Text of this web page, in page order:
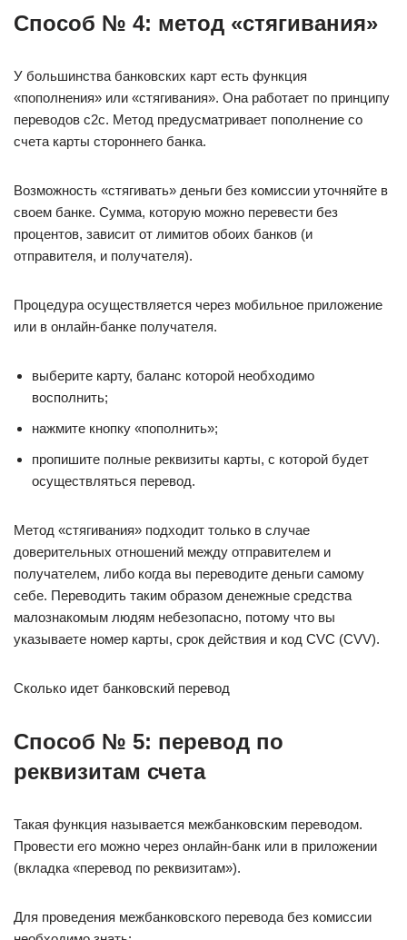
Способ № 4: метод «стягивания»
У большинства банковских карт есть функция
«пополнения» или «стягивания». Она работает по принципу
переводов с2с. Метод предусматривает пополнение со
счета карты стороннего банка.
Возможность «стягивать» деньги без комиссии уточняйте в
своем банке. Сумма, которую можно перевести без
процентов, зависит от лимитов обоих банков (и
отправителя, и получателя).
Процедура осуществляется через мобильное приложение
или в онлайн-банке получателя.
выберите карту, баланс которой необходимо
восполнить;
нажмите кнопку «пополнить»;
пропишите полные реквизиты карты, с которой будет
осуществляться перевод.
Метод «стягивания» подходит только в случае
доверительных отношений между отправителем и
получателем, либо когда вы переводите деньги самому
себе. Переводить таким образом денежные средства
малознакомым людям небезопасно, потому что вы
указываете номер карты, срок действия и код CVC (CVV).
Сколько идет банковский перевод
Способ № 5: перевод по
реквизитам счета
Такая функция называется межбанковским переводом.
Провести его можно через онлайн-банк или в приложении
(вкладка «перевод по реквизитам»).
Для проведения межбанковского перевода без комиссии